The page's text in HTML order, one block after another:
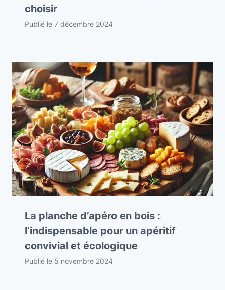
choisir
Publié le 7 décembre 2024
La planche d’apéro en bois :
l’indispensable pour un apéritif
convivial et écologique
Publié le 5 novembre 2024